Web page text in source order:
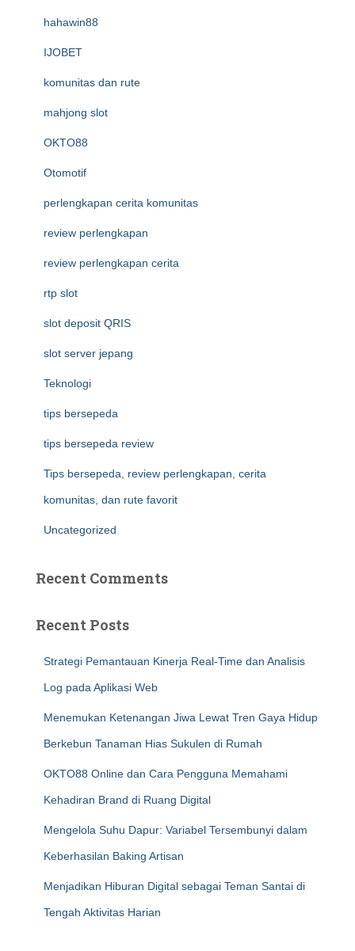
hahawin88
IJOBET
komunitas dan rute
mahjong slot
OKTO88
Otomotif
perlengkapan cerita komunitas
review perlengkapan
review perlengkapan cerita
rtp slot
slot deposit QRIS
slot server jepang
Teknologi
tips bersepeda
tips bersepeda review
Tips bersepeda, review perlengkapan, cerita
komunitas, dan rute favorit
Uncategorized
Recent Comments
Recent Posts
Strategi Pemantauan Kinerja Real-Time dan Analisis
Log pada Aplikasi Web
Menemukan Ketenangan Jiwa Lewat Tren Gaya Hidup
Berkebun Tanaman Hias Sukulen di Rumah
OKTO88 Online dan Cara Pengguna Memahami
Kehadiran Brand di Ruang Digital
Mengelola Suhu Dapur: Variabel Tersembunyi dalam
Keberhasilan Baking Artisan
Menjadikan Hiburan Digital sebagai Teman Santai di
Tengah Aktivitas Harian